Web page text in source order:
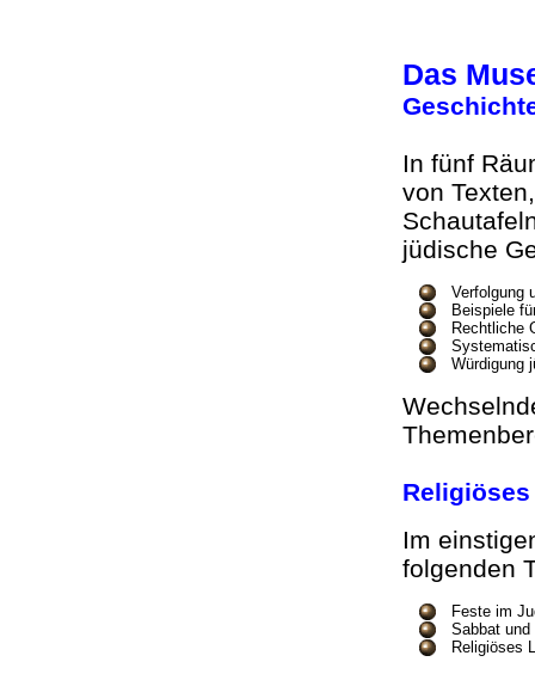
Das
In fünf
von
jüdische
Verfolgung
Beispiele
Rechtliche
Würdigung
Im
folgenden
Feste im
Sabbat
Religiöses